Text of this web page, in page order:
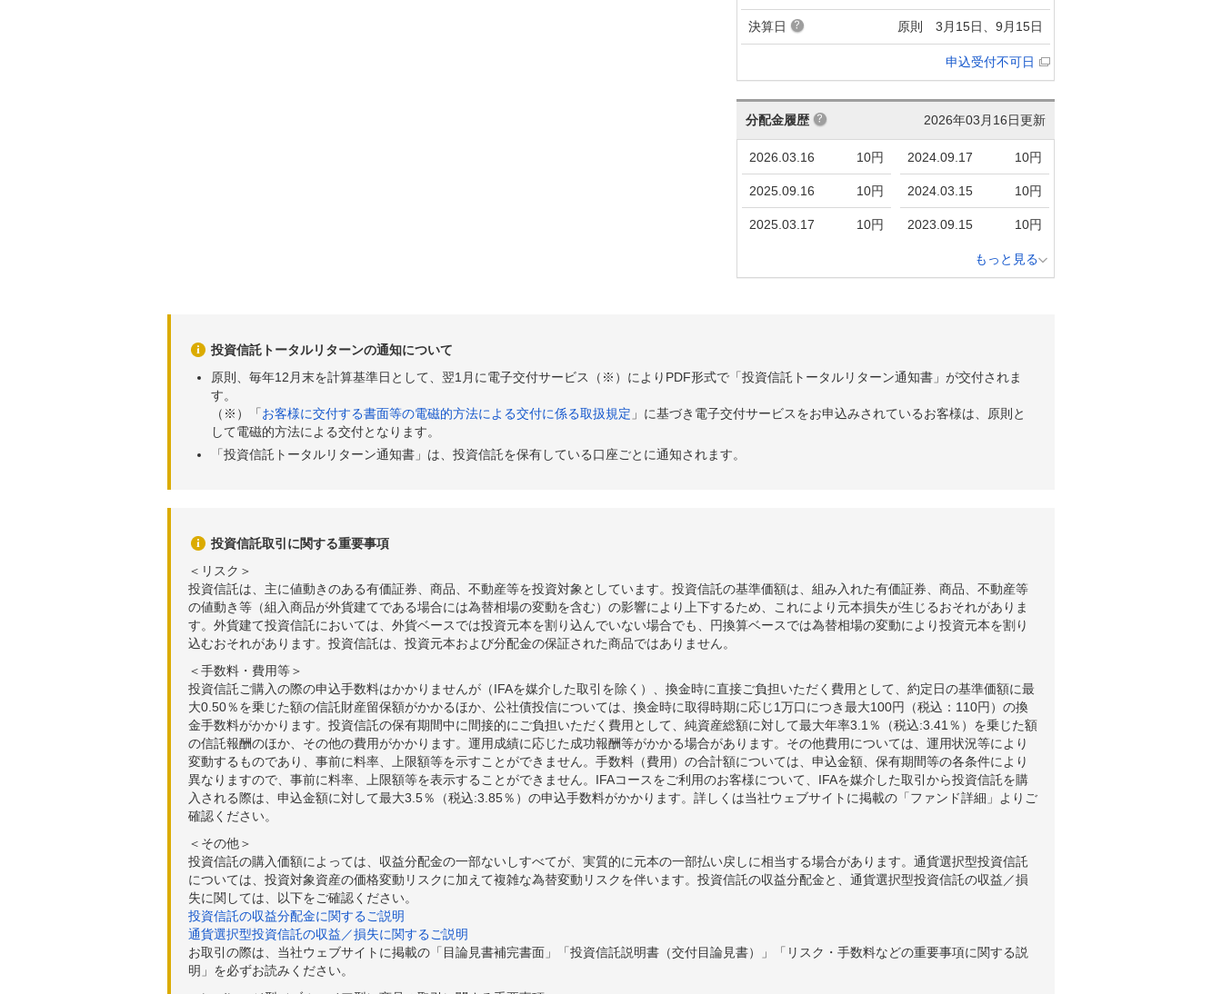
決算日 原則 3月15日、9月15日
申込受付不可日
2026年03月16日更新
分配金履歴
2026.03.16 10円
2025.09.16 10円
2025.03.17 10円
2024.09.17 10円
2024.03.15 10円
2023.09.15 10円
もっと見る
投資信託トータルリターンの通知について
原則、毎年12月末を計算基準日として、翌1月に電子交付サービス（※）によりPDF形式で「投資信託トータルリターン通知書」が交付されま
す。
（※）「お客様に交付する書面等の電磁的方法による交付に係る取扱規定 」に基づき電子交付サービスをお申込みされているお客様は、原則と
して電磁的方法による交付となります。
「投資信託トータルリターン通知書」は、投資信託を保有している口座ごとに通知されます。
投資信託取引に関する重要事項
＜リスク＞
投資信託は、主に値動きのある有価証券、商品、不動産等を投資対象としています。投資信託の基準価額は、組み入れた有価証券、商品、不動産等
の値動き等（組入商品が外貨建てである場合には為替相場の変動を含む）の影響により上下するため、これにより元本損失が生じるおそれがありま
す。外貨建て投資信託においては、外貨ベースでは投資元本を割り込んでいない場合でも、円換算ベースでは為替相場の変動により投資元本を割り
込むおそれがあります。投資信託は、投資元本および分配金の保証された商品ではありません。
＜手数料・費用等＞
投資信託ご購入の際の申込手数料はかかりませんが（IFAを媒介した取引を除く）、換金時に直接ご負担いただく費用として、約定日の基準価額に最
大0.50％を乗じた額の信託財産留保額がかかるほか、公社債投信については、換金時に取得時期に応じ1万口につき最大100円（税込：110円）の換
金手数料がかかります。投資信託の保有期間中に間接的にご負担いただく費用として、純資産総額に対して最大年率3.1％（税込:3.41％）を乗じた額
の信託報酬のほか、その他の費用がかかります。運用成績に応じた成功報酬等がかかる場合があります。その他費用については、運用状況等により
変動するものであり、事前に料率、上限額等を示すことができません。手数料（費用）の合計額については、申込金額、保有期間等の各条件により
異なりますので、事前に料率、上限額等を表示することができません。IFAコースをご利用のお客様について、IFAを媒介した取引から投資信託を購
入される際は、申込金額に対して最大3.5％（税込:3.85％）の申込手数料がかかります。詳しくは当社ウェブサイトに掲載の「ファンド詳細」よりご
確認ください。
＜その他＞
投資信託の購入価額によっては、収益分配金の一部ないしすべてが、実質的に元本の一部払い戻しに相当する場合があります。通貨選択型投資信託
については、投資対象資産の価格変動リスクに加えて複雑な為替変動リスクを伴います。投資信託の収益分配金と、通貨選択型投資信託の収益／損
失に関しては、以下をご確認ください。
投資信託の収益分配金に関するご説明
通貨選択型投資信託の収益／損失に関するご説明
お取引の際は、当社ウェブサイトに掲載の「目論見書補完書面」「投資信託説明書（交付目論見書）」「リスク・手数料などの重要事項に関する説
明」を必ずお読みください。